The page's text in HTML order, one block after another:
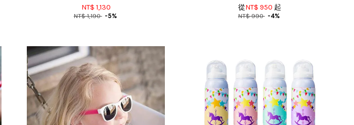
NT$ 1,130
NT$ 1,190 -5%
從NT$ 950 起
NT$ 990 -4%